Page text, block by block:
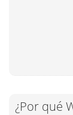
¿Por qué